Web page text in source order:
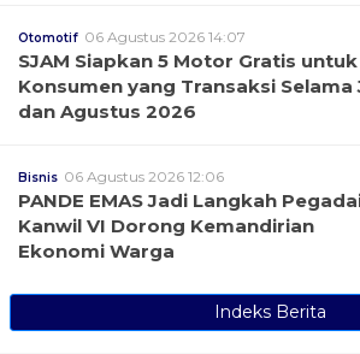
Otomotif 06 Agustus 2026 14:07
SJAM Siapkan 5 Motor Gratis untuk
Konsumen yang Transaksi Selama
dan Agustus 2026
Bisnis 06 Agustus 2026 12:06
PANDE EMAS Jadi Langkah
Kanwil VI Dorong Kemandirian
Ekonomi Warga
Indeks Berita